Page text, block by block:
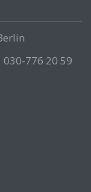
030-776 20 59